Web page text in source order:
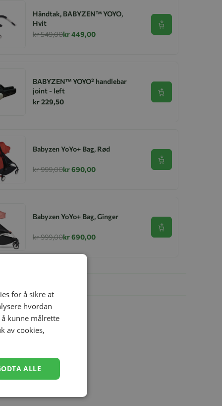
Håndtak, BABYZEN™ YOYO,
Hvit
kr 549,00kr 449,00
Se produkt
BABYZEN™ YOYO² handlebar
joint - left
kr 229,50
Se produkt
Babyzen YoYo+ Bag, Rød
kr 999,00kr 690,00
Se produkt
Babyzen YoYo+ Bag, Ginger
kr 999,00kr 690,00
Se produkt
for å sikre at
hvordan
kunne målrette
av cookies,
ALLE